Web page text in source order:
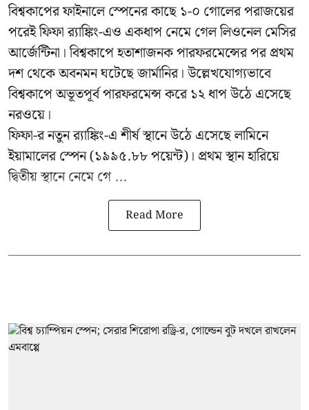
বিশ্বকাপের ফাইনালে স্পেনের কাছে ১-০ গোলের পরাজয়ের
পরেই ফিফা র‍্যাঙ্কিং-এও একধাপ নেমে গেল লিওনেল মেসির
আর্জেন্টিনা। বিশ্বকাপে হতাশাজনক পারফরমেন্সের পর প্রথম
দশ থেকে অবনমন ঘটেছে জার্মানির। উল্লেখযোগ্যভাবে
বিশ্বকাপে অভূতপূর্ব পারফরমেন্স করে ১২ ধাপ উঠে এসেছে
নরওয়ে।
ফিফা-র নতুন র‍্যাঙ্কিং-এ শীর্ষ স্থানে উঠে এসেছে লামিনে
ইয়ামালের স্পেন (১৯৯৫.৮৮ পয়েন্ট)। প্রথম স্থান হারিয়ে
দ্বিতীয় স্থানে নেমে গে ...
Read More